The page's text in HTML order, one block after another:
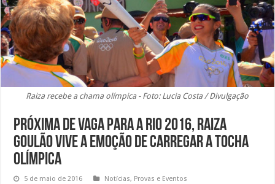
Raiza recebe a chama olímpica - Foto: Lucia Costa / Divulgação
Próxima de vaga para a Rio 2016, Raiza
Goulão vive a emoção de carregar a tocha
olímpica
5 de maio de 2016 Notícias, Provas e Eventos